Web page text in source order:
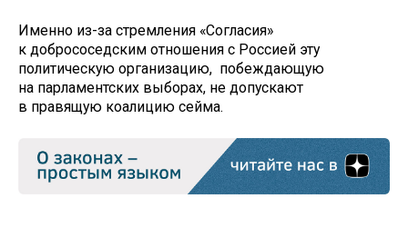
Именно из-за стремления «Согласия»
к добрососедским отношения с Россией эту
политическую организацию, побеждающую
на парламентских выборах, не допускают
в правящую коалицию сейма.